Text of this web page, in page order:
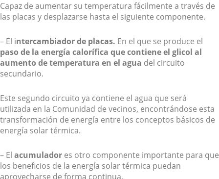
Capaz de aumentar su temperatura fácilmente a través de
las placas y desplazarse hasta el siguiente componente.
– El intercambiador de placas. En el que se produce el
paso de la energía calorífica que contiene el glicol al
aumento de temperatura en el agua del circuito
secundario.
Este segundo circuito ya contiene el agua que será
utilizada en la Comunidad de vecinos, encontrándose esta
transformación de energía entre los conceptos básicos de
energía solar térmica.
– El acumulador es otro componente importante para que
los beneficios de la energía solar térmica puedan
aprovecharse de forma continua.